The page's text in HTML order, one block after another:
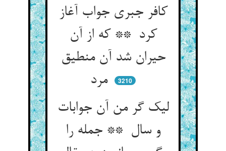
کافر جبری جواب آغاز
کرد ** که از آن
حیران شد آن منطیق
مرد
3210
لیک گر من آن جوابات
و سال ** جمله را